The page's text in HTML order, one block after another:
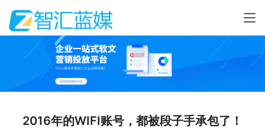
2016年的WIFI账号，都被段子手承包了！